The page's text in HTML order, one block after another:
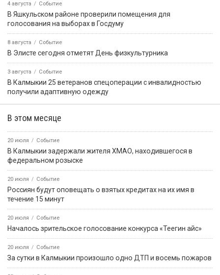
4 августа Событие
В Яшкульском районе проверили помещения для
голосования на выборах в Госдуму
8 августа Событие
В Элисте сегодня отметят День физкультурника
3 августа Событие
В Калмыкии 25 ветеранов спецоперации с инвалидностью
получили адаптивную одежду
В этом месяце
20 июля Событие
В Калмыкии задержали жителя ХМАО, находившегося в
федеральном розыске
20 июля Событие
Россиян будут оповещать о взятых кредитах на их имя в
течение 15 минут
20 июля Событие
Началось зрительское голосование конкурса «Теегин айс»
20 июля Событие
За сутки в Калмыкии произошло одно ДТП и восемь пожаров